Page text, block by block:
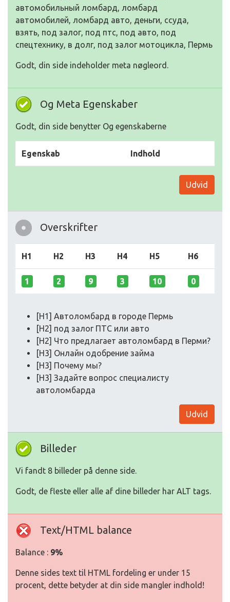
автомобильный ломбард, ломбард
автомобилей, ломбард авто, деньги, ссуда,
взять, под залог, под птс, под авто, под
спецтехнику, в долг, под залог мотоцикла, Пермь
Godt, din side indeholder meta nøgleord.
Og Meta Egenskaber
Godt, din side benytter Og egenskaberne
Egenskab Indhold
Udvid
Overskrifter
H1 H2 H3 H4 H5 H6
1 2 9 3 10 0
[H1] Автоломбард в городе Пермь
[H2] под залог ПТС или авто
[H2] Что предлагает автоломбард в Перми?
[H3] Онлайн одобрение займа
[H3] Почему мы?
[H3] Задайте вопрос специалисту
автоломбарда
Udvid
Billeder
Vi fandt 8 billeder på denne side.
Godt, de fleste eller alle af dine billeder har ALT tags.
Text/HTML balance
Balance : 9%
Denne sides text til HTML fordeling er under 15
procent, dette betyder at din side mangler indhold!